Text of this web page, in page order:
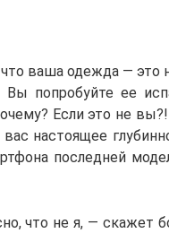
ваша одежда — это
попробуйте ее
Если это не
настоящее
последней
что не я, — скажет